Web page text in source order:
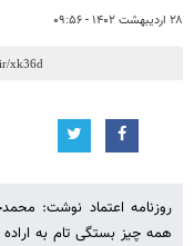
۲۸ اردیبهشت ۱۴۰۲ - ۰۹:۵۶
روزنامه اعتماد نوشت: